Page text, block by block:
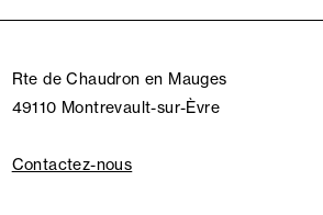
Rte de Chaudron en Mauges
49110 Montrevault-sur-Èvre
Contactez-nous